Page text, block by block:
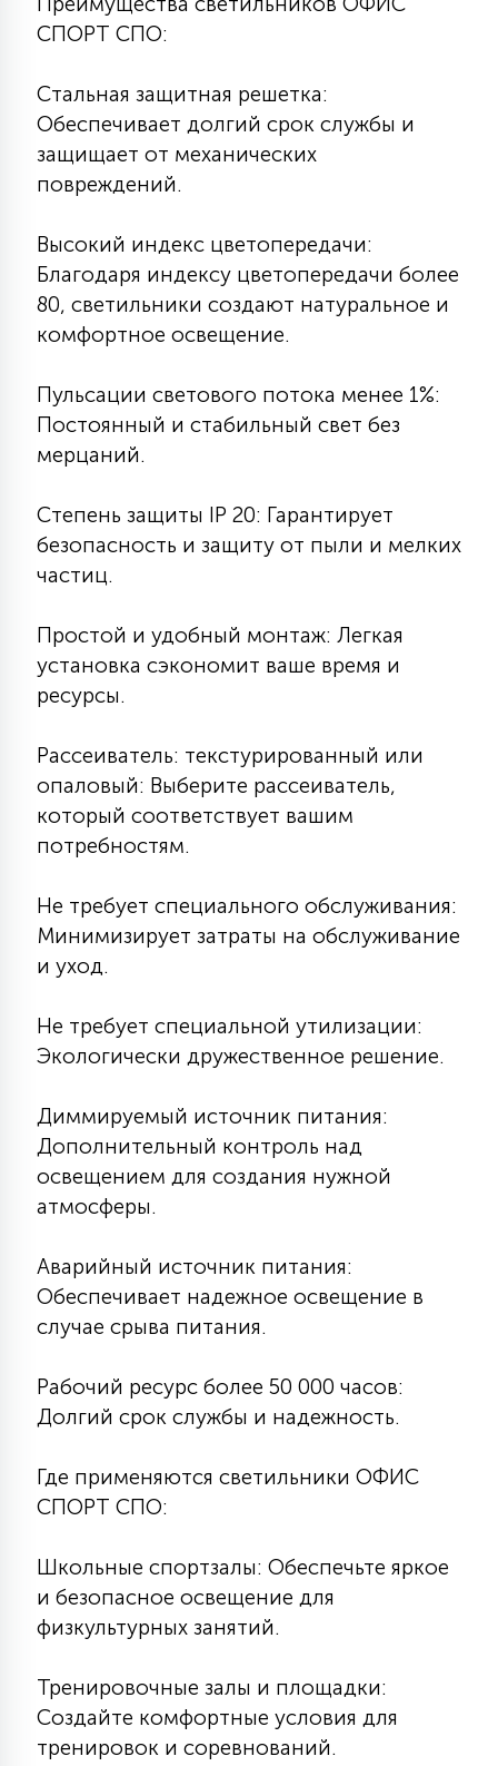
С УПРАВЛЕНИЕМ
АКСЕССУАРЫ
СПОРТ СПО:
Стальная защитная решетка:
Обеспечивает долгий срок службы и
защищает от механических
повреждений.
Высокий индекс цветопередачи:
Благодаря индексу цветопередачи более
80, светильники создают натуральное и
комфортное освещение.
Пульсации светового потока менее 1%:
Постоянный и стабильный свет без
мерцаний.
Степень защиты IP 20: Гарантирует
безопасность и защиту от пыли и мелких
частиц.
Простой и удобный монтаж: Легкая
установка сэкономит ваше время и
ресурсы.
Рассеиватель: текстурированный или
опаловый: Выберите рассеиватель,
который соответствует вашим
потребностям.
Не требует специального обслуживания:
Минимизирует затраты на обслуживание
и уход.
Не требует специальной утилизации:
Экологически дружественное решение.
Диммируемый источник питания:
Дополнительный контроль над
освещением для создания нужной
атмосферы.
Аварийный источник питания:
Обеспечивает надежное освещение в
случае срыва питания.
Рабочий ресурс более 50 000 часов:
Долгий срок службы и надежность.
Где применяются светильники ОФИС
СПОРТ СПО:
Школьные спортзалы: Обеспечьте яркое
и безопасное освещение для
физкультурных занятий.
Тренировочные залы и площадки:
Создайте комфортные условия для
тренировок и соревнований.